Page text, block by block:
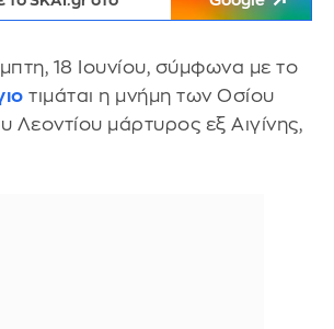
18 Ιουνίου, σύμφωνα με το
τιμάται η μνήμη των Οσίου
Λεοντίου μάρτυρος εξ Αιγίνης,